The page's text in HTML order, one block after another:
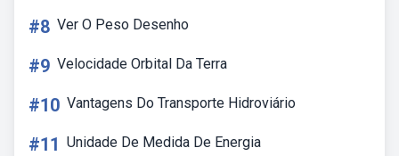
#8 Ver O Peso Desenho
#9 Velocidade Orbital Da Terra
#10 Vantagens Do Transporte Hidroviário
#11 Unidade De Medida De Energia